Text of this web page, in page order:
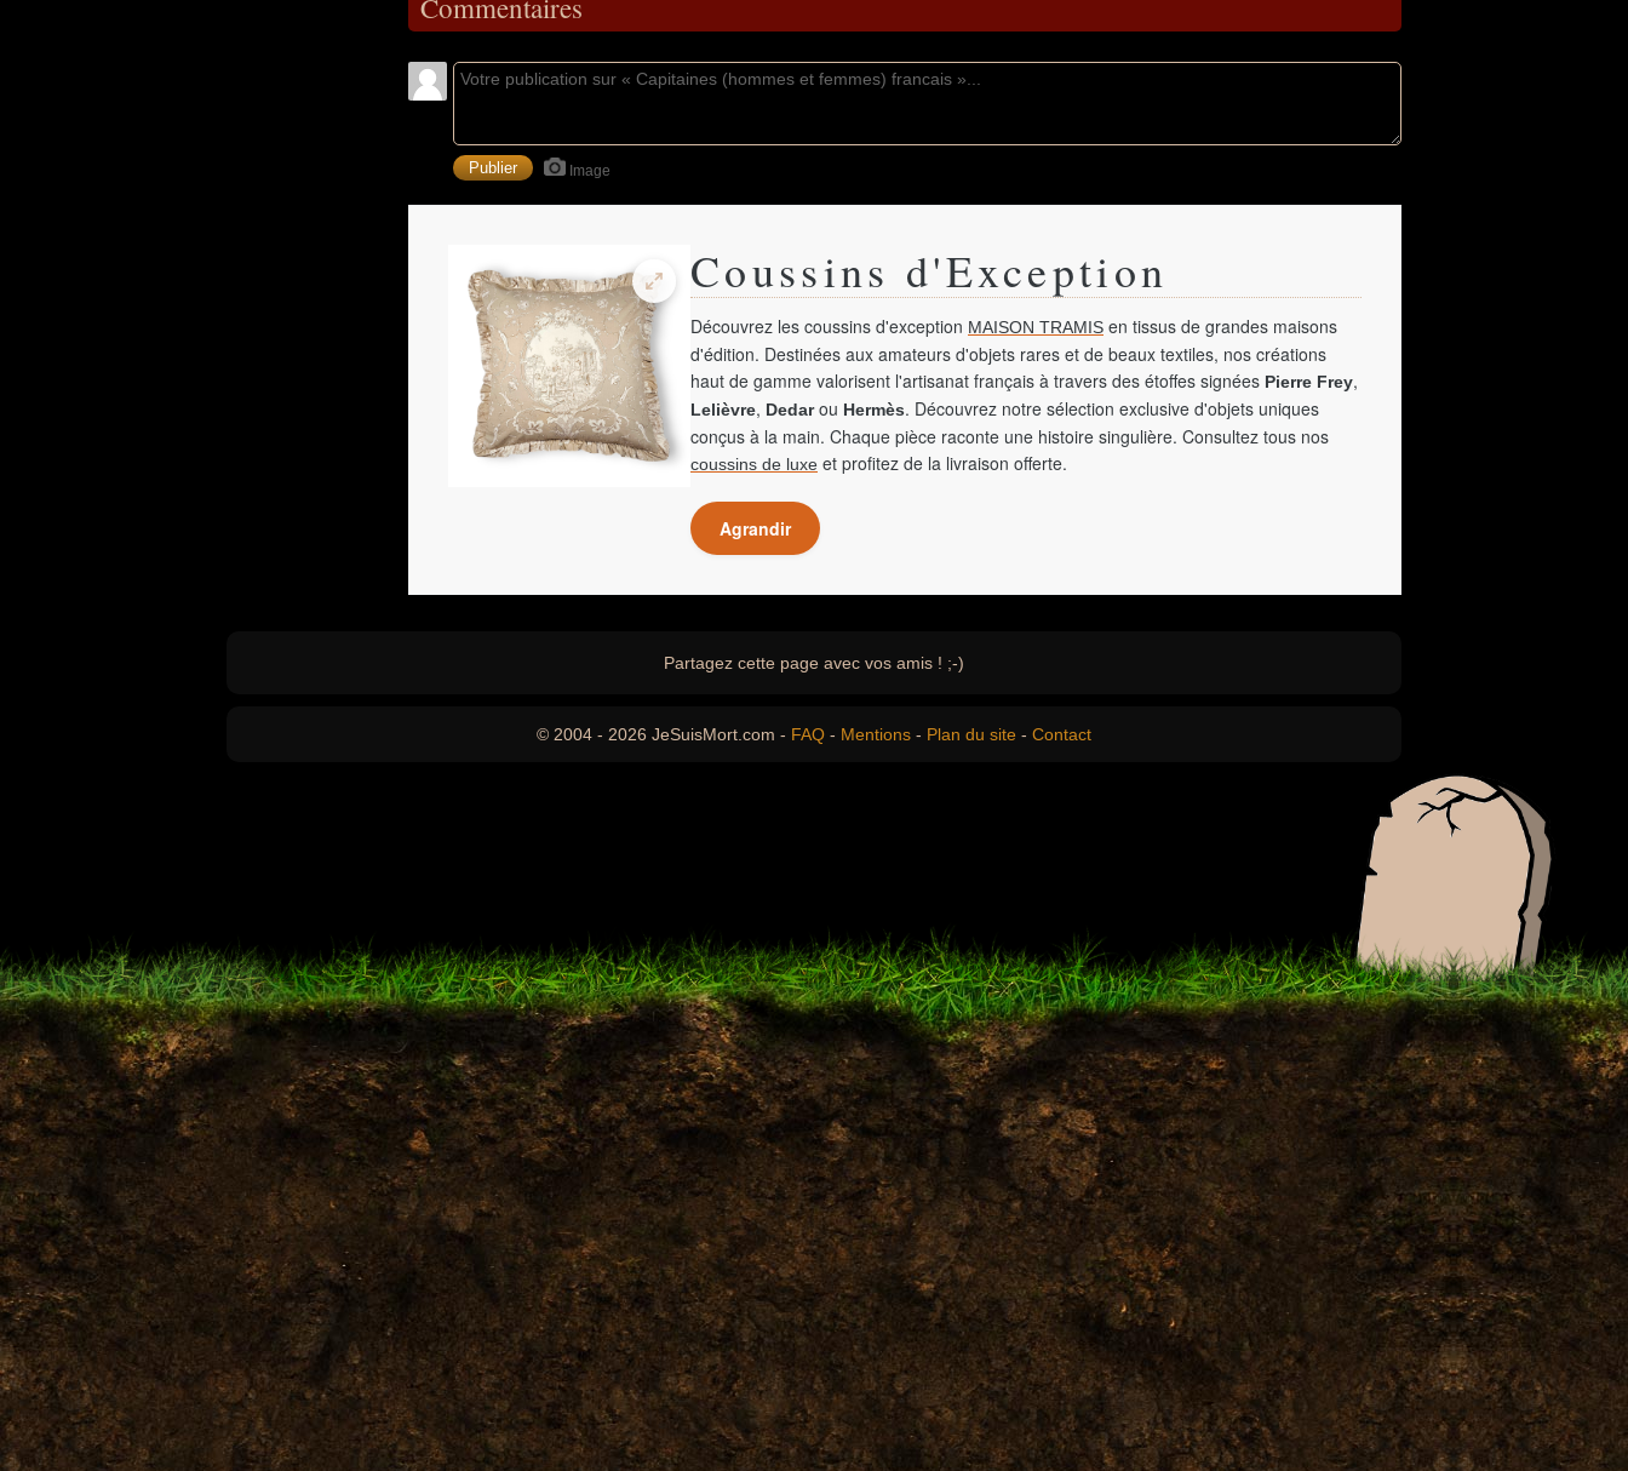
Commentaires
Image
Coussins d'Exception
Découvrez les coussins d'exception MAISON TRAMIS en tissus de grandes maisons
d'édition. Destinées aux amateurs d'objets rares et de beaux textiles, nos créations
haut de gamme valorisent l'artisanat français à travers des étoffes signées Pierre Frey,
Lelièvre, Dedarou Hermès. Découvrez notre sélection exclusive d'objets uniques
conçus à la main. Chaque pièce raconte une histoire singulière. Consultez tous nos
coussins de luxe et profitez de la livraison offerte.
Agrandir
Partagez cette page avec vos amis ! ;-)
© 2004 - 2026 JeSuisMort.com - FAQ - Mentions - Plan du site - Contact